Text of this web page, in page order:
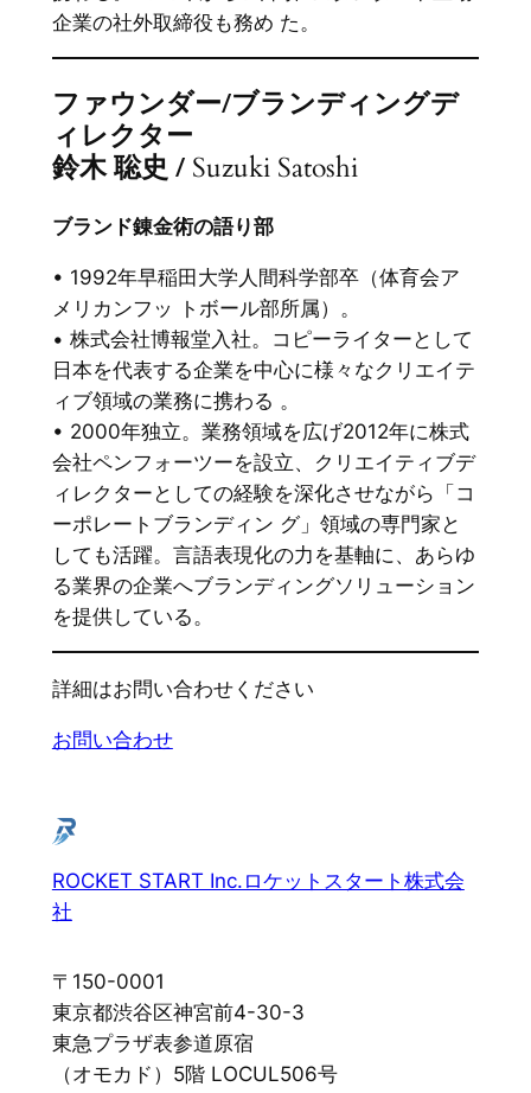
企業の社外取締役も務め た。
ファウンダー/ブランディングデ
ィレクター
鈴木 聡史 / Suzuki Satoshi
ブランド錬金術の語り部
• 1992年早稲田大学人間科学部卒（体育会ア
メリカンフッ トボール部所属）。
• 株式会社博報堂入社。コピーライターとして
日本を代表する企業を中心に様々なクリエイテ
ィブ領域の業務に携わる 。
• 2000年独立。業務領域を広げ2012年に株式
会社ペンフォーツーを設立、クリエイティブデ
ィレクターとしての経験を深化させながら「コ
ーポレートブランディン グ」領域の専門家と
しても活躍。言語表現化の力を基軸に、あらゆ
る業界の企業へブランディングソリューション
を提供している。
詳細はお問い合わせください
お問い合わせ
ROCKET START Inc.ロケットスタート株式会
社
〒150-0001
東京都渋谷区神宮前4-30-3
東急プラザ表参道原宿
（オモカド）5階 LOCUL506号